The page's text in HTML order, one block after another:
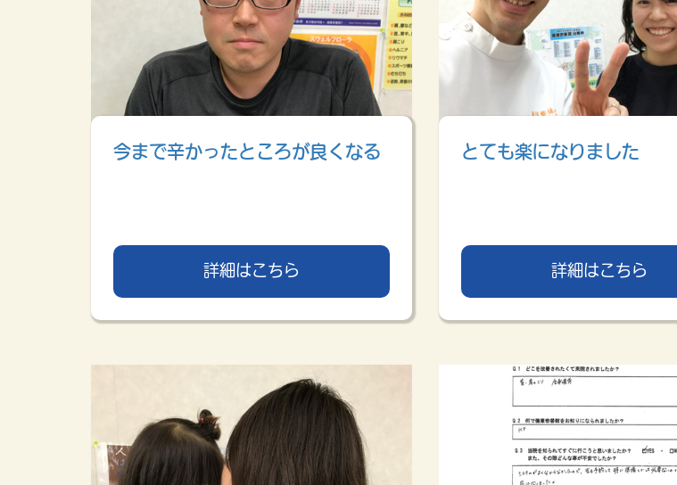
今まで辛かったところが良くなる
詳細はこちら
とても楽になりました
詳細はこちら